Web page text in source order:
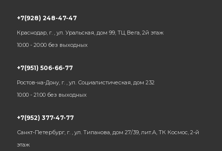
+7(928) 248-47-47
Краснодар, г. , ул. Уральская, дом 99, ТЦ Вега, 2й этаж
10:00 - 20:00 без выходных
+7(951) 506-66-77
Ростов-на-Дону, г. , ул. Социалистическая, дом 232
10:00 - 21:00 без выходных
+7(952) 377-47-77
Санкт-Петербург, г. , ул. Типанова, дом 27/39, лит.А, ТК Космос, 2-й
этаж